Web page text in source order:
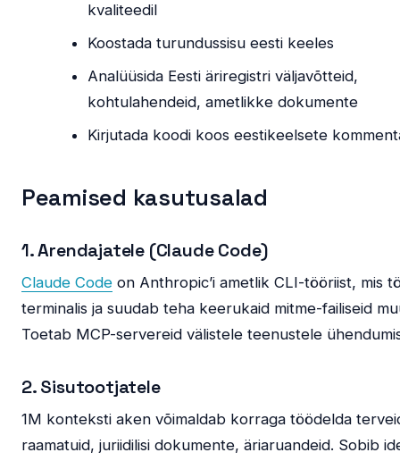
kvaliteedil
Koostada turundussisu eesti keeles
Analüüsida Eesti äriregistri väljavõtteid,
kohtulahendeid, ametlikke dokumente
Kirjutada koodi koos eestikeelsete
Peamised kasutusalad
1. Arendajatele (Claude Code)
Claude Code on Anthropic’i ametlik CLI-tööriist, mis
terminalis ja suudab teha keerukaid mitme-failiseid
Toetab MCP-servereid välistele teenustele
2. Sisutootjatele
1M konteksti aken võimaldab korraga töödelda
raamatuid, juriidilisi dokumente, äriaruandeid. Sobib